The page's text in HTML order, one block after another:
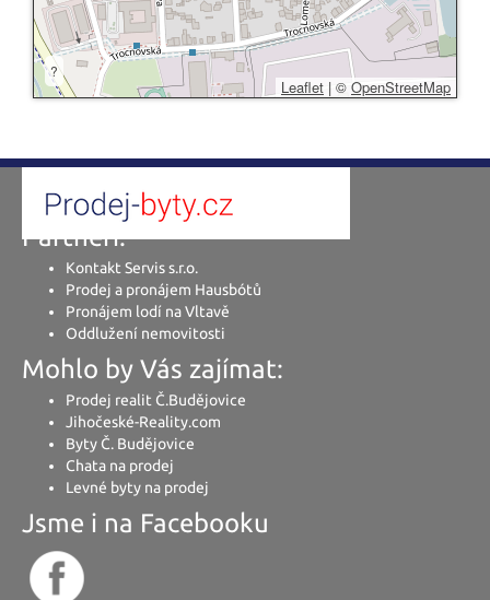
?
Leaflet | © OpenStreetMap
Partneři:
Kontakt Servis s.r.o.
Prodej a pronájem Hausbótů
Pronájem lodí na Vltavě
Oddlužení nemovitosti
Mohlo by Vás zajímat:
Prodej realit Č.Budějovice
Jihočeské-Reality.com
Byty Č. Budějovice
Chata na prodej
Levné byty na prodej
Jsme i na Facebooku